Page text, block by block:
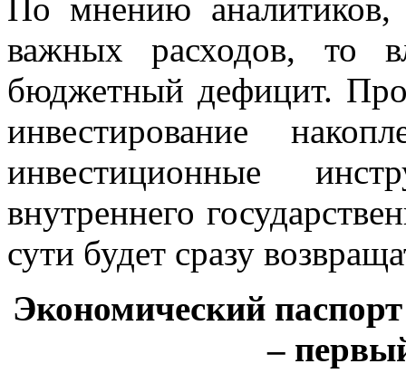
По мнению аналитиков,
важных расходов, то
бюджетный дефицит.
инвестирование
инвестиционные
внутреннего
сути будет сразу
Экономический
–